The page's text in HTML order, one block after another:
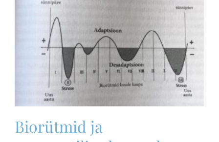
Biorütmid ja